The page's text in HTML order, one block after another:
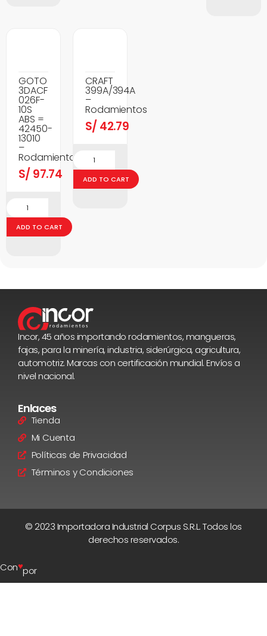
GOTO
3DACF
026F-
10S
ABS =
42450-
13010
–
Rodamientos
S/ 97.74
ADD TO CART
CRAFT
399A/394A
–
Rodamientos
S/ 42.79
ADD TO CART
Incor, 45 años importando rodamientos, mangueras,
fajas, para la minería, industria, siderúrgica, agricultura,
automotriz. Marcas con certificación mundial. Envíos a
nivel nacional.
Enlaces
Tienda
Mi Cuenta
Políticas de Privacidad
Términos y Condiciones
© 2023 Importadora Industrial Corpus S.R.L. Todos los
derechos reservados.
Con♥por